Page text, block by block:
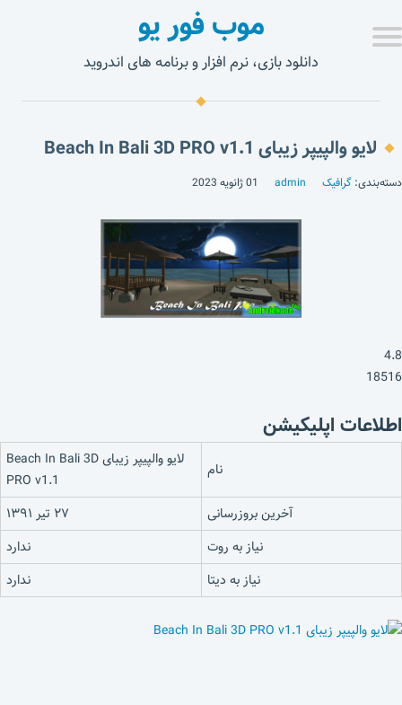
موب فور یو
دانلود بازی، نرم افزار و برنامه های اندروید
لایو والپیپر زیبای Beach In Bali 3D PRO v1.1
دسته‌بندی: گرافیک admin 01 ژانویه 2023
4.8
18516
اطلاعات اپلیکیشن
نام
لایو والپیپر زیبای Beach In Bali 3D
PRO v1.1
آخرین بروزرسانی
۲۷ تیر ۱۳۹۱
نیاز به روت
ندارد
نیاز به دیتا
ندارد